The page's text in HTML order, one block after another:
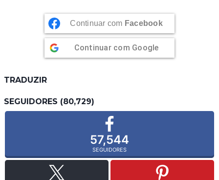
Continuar com Facebook
Continuar com Google
TRADUZIR
SEGUIDORES (80,729)
57,544
SEGUIDORES